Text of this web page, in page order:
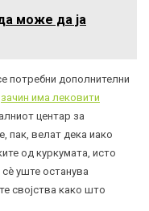
може да ја
потребни дополнителни
зачин има лековити
центар за
пак, велат дека иако
од куркумата, исто
уште останува
својства како што